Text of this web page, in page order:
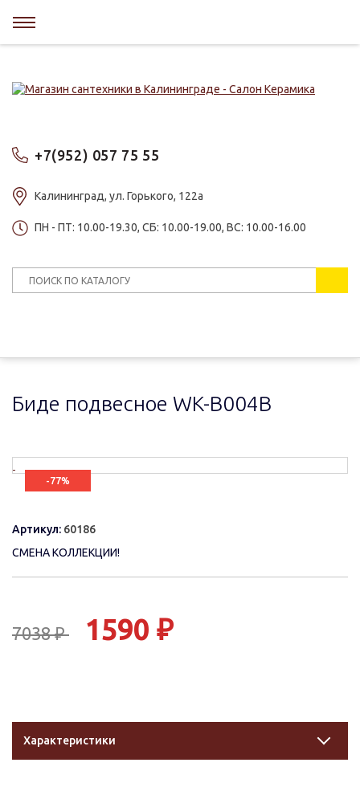
+7(952) 057 75 55
Калининград, ул. Горького, 122а
ПН - ПТ: 10.00-19.30, СБ: 10.00-19.00, ВС: 10.00-16.00
Биде подвесное WK-B004В
-77%
Артикул: 60186
СМЕНА КОЛЛЕКЦИИ!
7038 ₽ 1590 ₽
Характеристики